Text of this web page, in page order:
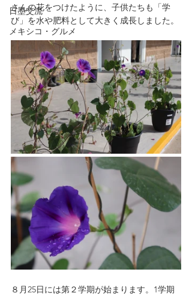
日墨交流
メキシコ・グルメ
さんの花をつけたように、子供たちも「学
び」を水や肥料として大きく成長しました。
８月25日には第２学期が始まります。1学期